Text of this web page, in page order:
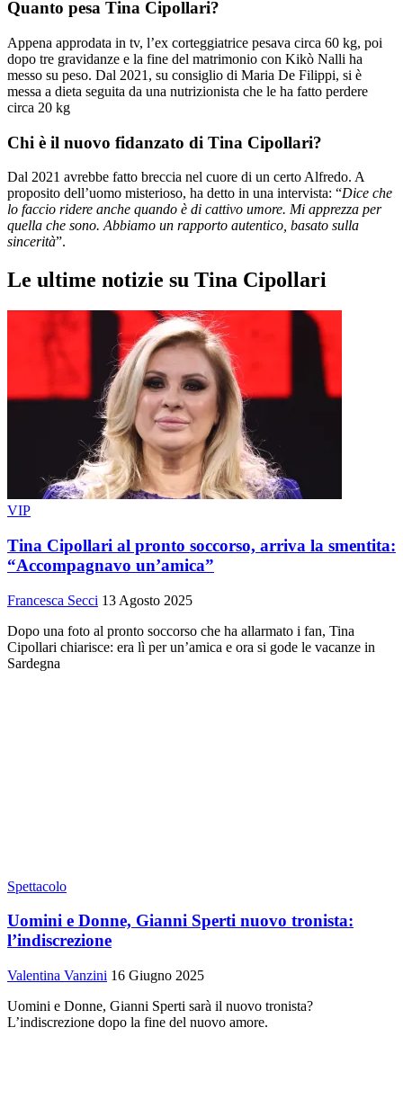
Quanto pesa Tina Cipollari?
Appena approdata in tv, l’ex corteggiatrice pesava circa 60 kg, poi
dopo tre gravidanze e la fine del matrimonio con Kikò Nalli ha
messo su peso. Dal 2021, su consiglio di Maria De Filippi, si è
messa a dieta seguita da una nutrizionista che le ha fatto perdere
circa 20 kg
Chi è il nuovo fidanzato di Tina Cipollari?
Dal 2021 avrebbe fatto breccia nel cuore di un certo Alfredo. A
proposito dell’uomo misterioso, ha detto in una intervista: “Dice che
lo faccio ridere anche quando è di cattivo umore. Mi apprezza per
quella che sono. Abbiamo un rapporto autentico, basato sulla
sincerità”.
Le ultime notizie su Tina Cipollari
VIP
Tina Cipollari al pronto soccorso, arriva la smentita:
“Accompagnavo un’amica”
Francesca Secci 13 Agosto 2025
Dopo una foto al pronto soccorso che ha allarmato i fan, Tina
Cipollari chiarisce: era lì per un’amica e ora si gode le vacanze in
Sardegna
Spettacolo
Uomini e Donne, Gianni Sperti nuovo tronista:
l’indiscrezione
Valentina Vanzini 16 Giugno 2025
Uomini e Donne, Gianni Sperti sarà il nuovo tronista?
L’indiscrezione dopo la fine del nuovo amore.